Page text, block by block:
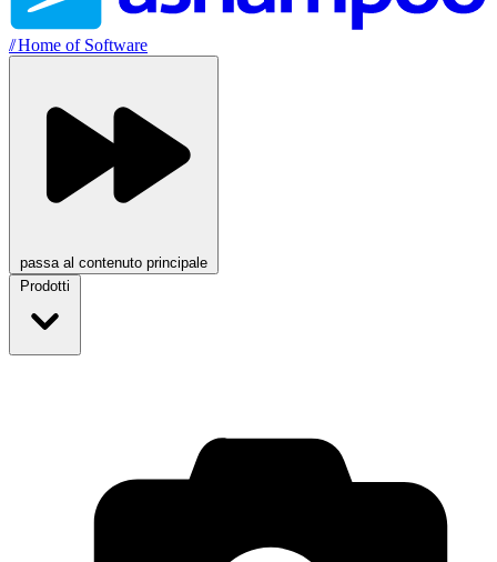
//Home of Software
passa al contenuto principale
Prodotti